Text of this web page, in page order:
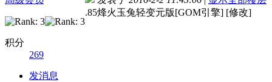
积分
269
发消息
.85烽火玉兔轻变元版[GOM引擎] [修改]